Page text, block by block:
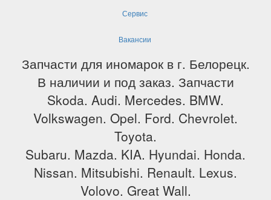
Сервис
Вакансии
Запчасти для иномарок в г. Белорецк.
В наличии и под заказ. Запчасти
Skoda. Audi. Mercedes. BMW.
Volkswagen. Opel. Ford. Chevrolet.
Toyota.
Subaru. Mazda. KIA. Hyundai. Honda.
Nissan. Mitsubishi. Renault. Lexus.
Volovo. Great Wall.